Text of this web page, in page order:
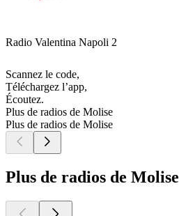
Radio Valentina Napoli 2
Scannez le code,
Téléchargez l’app,
Écoutez.
Plus de radios de Molise
Plus de radios de Molise
Plus de radios de Molise